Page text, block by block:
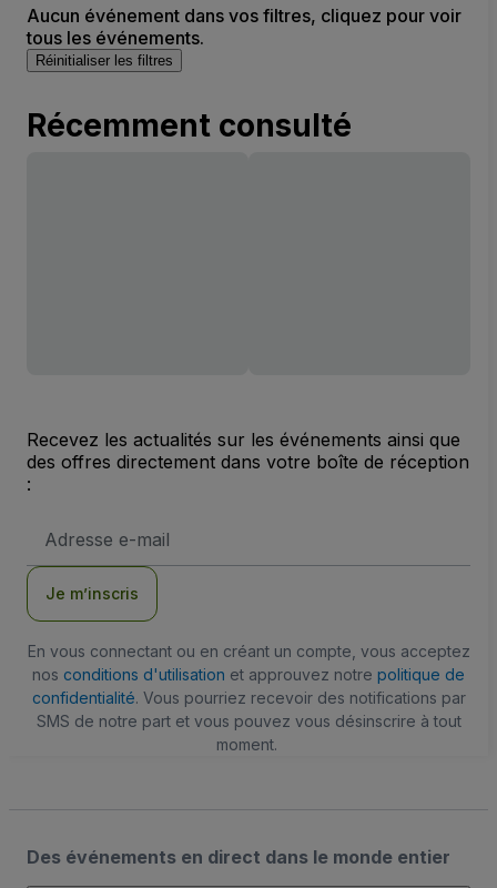
Aucun événement dans vos filtres, cliquez pour voir
tous les événements.
Réinitialiser les filtres
Récemment consulté
Recevez les actualités sur les événements ainsi que
des offres directement dans votre boîte de réception
:
e-
Je m’inscris
En vous connectant ou en créant un compte, vous acceptez
nos conditions d'utilisation et approuvez notre politique de
confidentialité. Vous pourriez recevoir des notifications par
SMS de notre part et vous pouvez vous désinscrire à tout
moment.
Des événements en direct dans le monde entier